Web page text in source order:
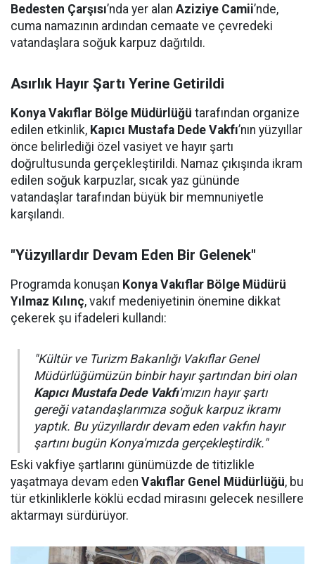
Bedesten Çarşısı’nda yer alan Aziziye Camii’nde,
cuma namazının ardından cemaate ve çevredeki
vatandaşlara soğuk karpuz dağıtıldı.
Asırlık Hayır Şartı Yerine Getirildi
Konya Vakıflar Bölge Müdürlüğü tarafından organize
edilen etkinlik, Kapıcı Mustafa Dede Vakfı’nın yüzyıllar
önce belirlediği özel vasiyet ve hayır şartı
doğrultusunda gerçekleştirildi. Namaz çıkışında ikram
edilen soğuk karpuzlar, sıcak yaz gününde
vatandaşlar tarafından büyük bir memnuniyetle
karşılandı.
"Yüzyıllardır Devam Eden Bir Gelenek"
Programda konuşan Konya Vakıflar Bölge Müdürü
Yılmaz Kılınç, vakıf medeniyetinin önemine dikkat
çekerek şu ifadeleri kullandı:
"Kültür ve Turizm Bakanlığı Vakıflar Genel
Müdürlüğümüzün binbir hayır şartından biri olan
Kapıcı Mustafa Dede Vakfı'mızın hayır şartı
gereği vatandaşlarımıza soğuk karpuz ikramı
yaptık. Bu yüzyıllardır devam eden vakfın hayır
şartını bugün Konya'mızda gerçekleştirdik."
Eski vakfiye şartlarını günümüzde de titizlikle
yaşatmaya devam eden Vakıflar Genel Müdürlüğü, bu
tür etkinliklerle köklü ecdad mirasını gelecek nesillere
aktarmayı sürdürüyor.